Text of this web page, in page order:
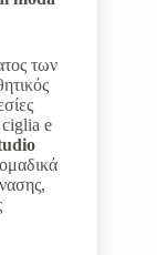
των
e